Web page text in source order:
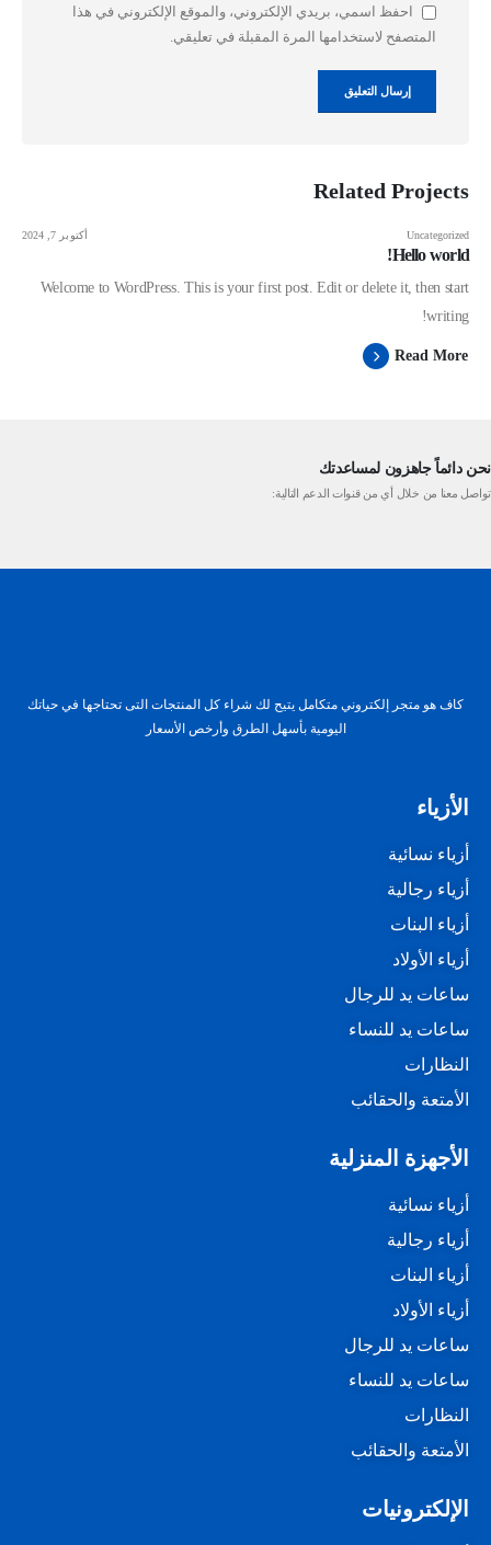
احفظ اسمي، بريدي الإلكتروني، والموقع الإلكتروني في هذا
المتصفح لاستخدامها المرة المقبلة في تعليقي.
Related Projects
Uncategorized أكتوبر 7, 2024
Hello world!
Welcome to WordPress. This is your first post. Edit or delete it, then start
writing!
Read More
نحن دائماً جاهزون لمساعدتك
تواصل معنا من خلال أي من قنوات الدعم التالية:
كاف هو متجر إلكتروني متكامل يتيح لك شراء كل المنتجات التى تحتاجها في حياتك
اليومية بأسهل الطرق وأرخص الأسعار
الأزياء
أزياء نسائية
أزياء رجالية
أزياء البنات
أزياء الأولاد
ساعات يد للرجال
ساعات يد للنساء
النظارات
الأمتعة والحقائب
الأجهزة المنزلية
أزياء نسائية
أزياء رجالية
أزياء البنات
أزياء الأولاد
ساعات يد للرجال
ساعات يد للنساء
النظارات
الأمتعة والحقائب
الإلكترونيات